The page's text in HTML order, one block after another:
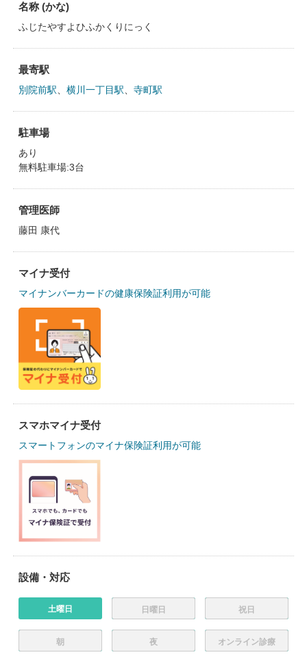
名称 (かな)
ふじたやすよひふかくりにっく
最寄駅
別院前駅 横川一丁目駅 寺町駅
駐車場
あり
無料駐車場:3台
管理医師
藤田 康代
マイナ受付
マイナンバーカードの健康保険証利用が可能
スマホマイナ受付
スマートフォンのマイナ保険証利用が可能
設備・対応
土曜日 日曜日 祝日
朝 夜 オンライン診療